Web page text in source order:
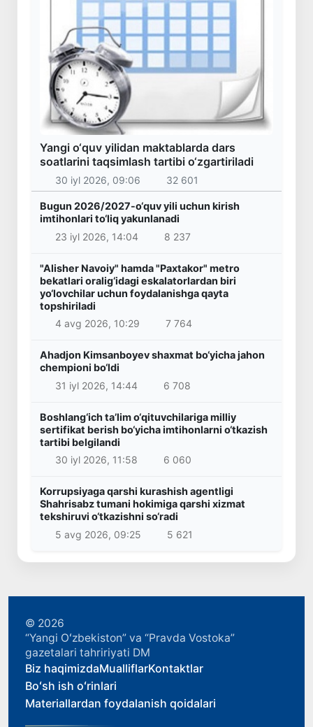
Yangi o‘quv yilidan maktablarda dars
soatlarini taqsimlash tartibi o‘zgartiriladi
30 iyl 2026, 09:06 32 601
Bugun 2026/2027-o‘quv yili uchun kirish
imtihonlari to‘liq yakunlanadi
23 iyl 2026, 14:04
8 237
"Alisher Navoiy" hamda "Paxtakor" metro
bekatlari oralig‘idagi eskalatorlardan biri
yo‘lovchilar uchun foydalanishga qayta
topshiriladi
4 avg 2026, 10:29
7 764
Ahadjon Kimsanboyev shaxmat bo‘yicha jahon
chempioni bo‘ldi
31 iyl 2026, 14:44
6 708
Boshlang‘ich ta’lim o‘qituvchilariga milliy
sertifikat berish bo‘yicha imtihonlarni o‘tkazish
tartibi belgilandi
30 iyl 2026, 11:58
6 060
Korrupsiyaga qarshi kurashish agentligi
Shahrisabz tumani hokimiga qarshi xizmat
tekshiruvi o‘tkazishni so‘radi
5 avg 2026, 09:25
5 621
© 2026
“Yangi Oʻzbekiston” va “Pravda Vostoka”
gazetalari tahririyati DM
Biz haqimizdaMualliflarKontaktlar
Boʻsh ish oʻrinlari
Materiallardan foydalanish qoidalari